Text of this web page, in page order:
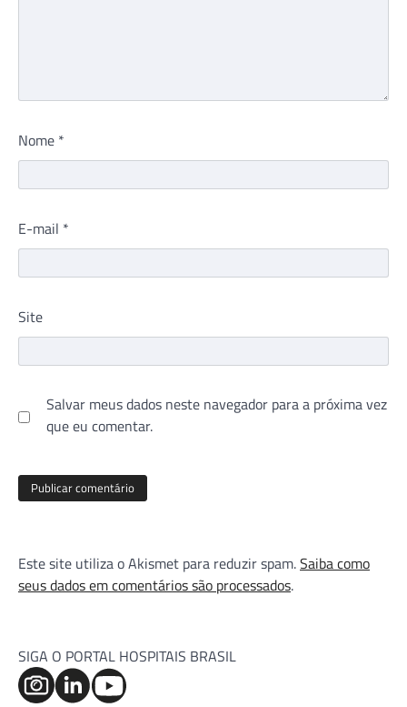
Nome *
E-mail *
Site
Salvar meus dados neste navegador para a próxima vez
que eu comentar.
Este site utiliza o Akismet para reduzir spam.Saiba como
seus dados em comentários são processados.
SIGA O PORTAL HOSPITAIS BRASIL